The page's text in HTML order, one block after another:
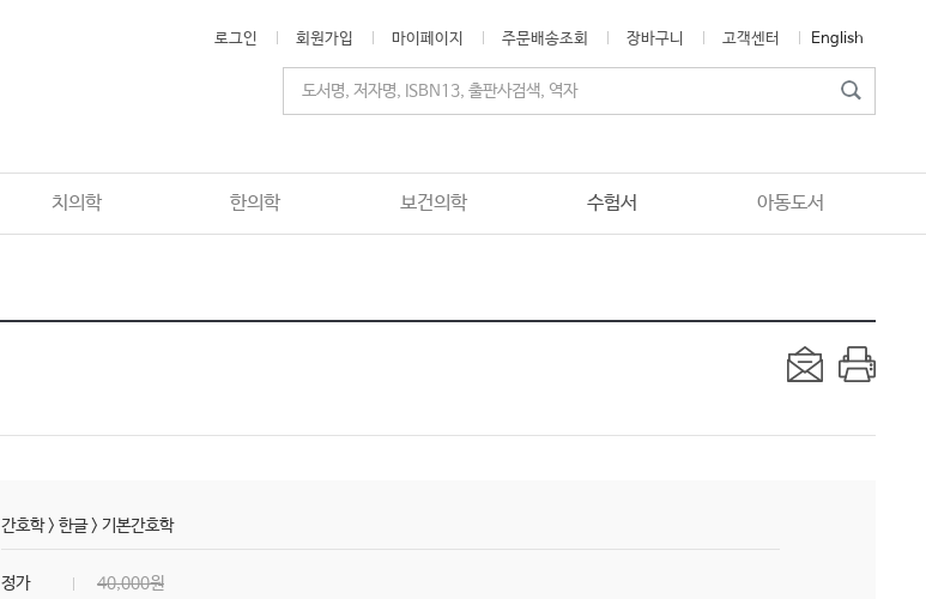
로그인 회원가입 마이페이지 주문배송조회 장바구니 고객센터 English
치의학 한의학 보건의학 수험서 아동도서
간호학> 한글> 기본간호학
정가 40,000원